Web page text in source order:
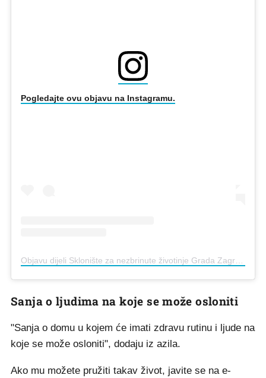
Pogledajte ovu objavu na Instagramu.
Sanja o ljudima na koje se može osloniti
"Sanja o domu u kojem će imati zdravu rutinu i ljude na
koje se može osloniti", dodaju iz azila.
Ako mu možete pružiti takav život, javite se na e-